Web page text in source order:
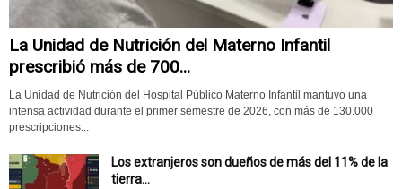
La Unidad de Nutrición del Materno Infantil
prescribió más de 700...
La Unidad de Nutrición del Hospital Público Materno Infantil mantuvo una
intensa actividad durante el primer semestre de 2026, con más de 130.000
prescripciones...
Los extranjeros son dueños de más del 11% de la
tierra...